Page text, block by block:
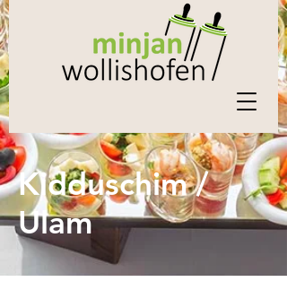
Kidduschim /
Ulam